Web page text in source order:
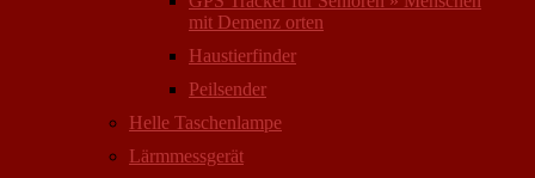
mit Demenz orten
Haustierfinder
Peilsender
Helle Taschenlampe
Lärmmessgerät